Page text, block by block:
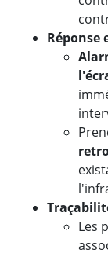
Réponse
Les